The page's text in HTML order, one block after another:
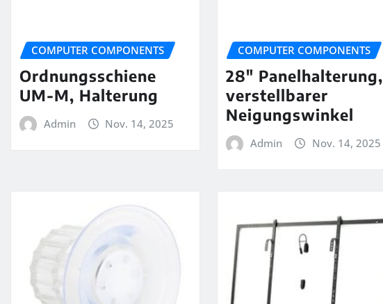
COMPUTER COMPONENTS
Ordnungsschiene
UM-M, Halterung
Admin Nov. 14, 2025
COMPUTER COMPONENTS
28″ Panelhalterung,
verstellbarer
Neigungswinkel
Admin Nov. 14, 2025